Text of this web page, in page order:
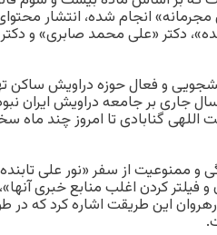
انجام شده، انتشار
دکتر «علی محمد صابری» و
و فعال حوزه دراویش ساکن
جاری بر جامعه دراویش ایران
گنابادی تا امروز چند ماه
ممنوعیت از سفر «نور علی
فیلتر کردن اغلب منابع خبری
این طریقت اشاره کرد که